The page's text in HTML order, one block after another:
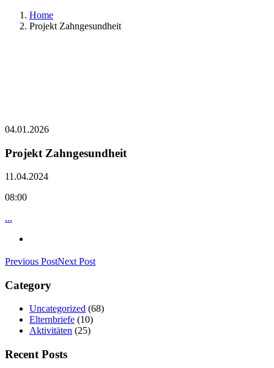
Home
Projekt Zahngesundheit
04.01.2026
Projekt Zahngesundheit
11.04.2024
08:00
...
Previous PostNext Post
Category
Uncategorized (68)
Elternbriefe (10)
Aktivitäten (25)
Recent Posts